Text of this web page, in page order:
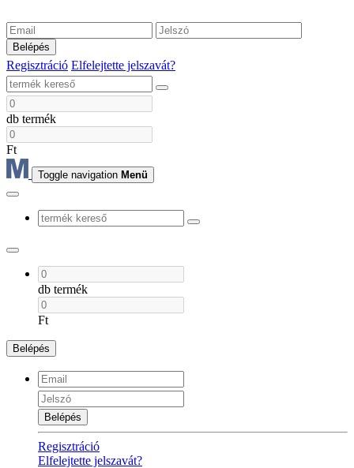
Belépés
Regisztráció Elfelejtette jelszavát?
db termék
Ft
Toggle navigation Menü
db termék
Ft
Belépés
Belépés
Regisztráció
Elfelejtette jelszavát?